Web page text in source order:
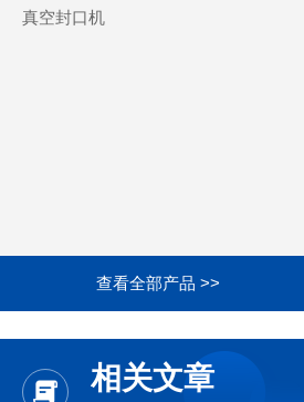
真空封口机
查看全部产品 >>
相关文章